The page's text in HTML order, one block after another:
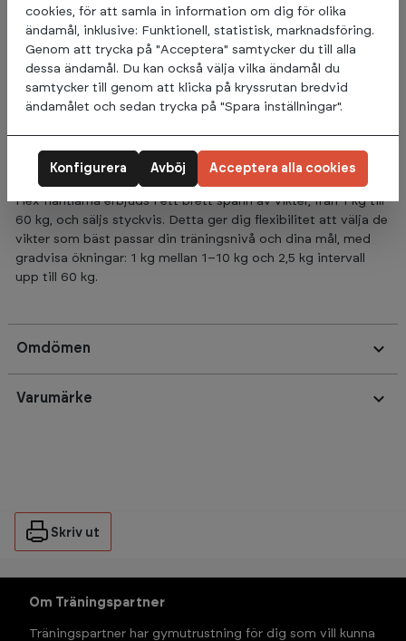
mot skador.
Stålgrepp:Ger ett stabilt och bekvämt grepp under
träningen.
Ergonomisk utformning:Greppdiameter på 33 mm och
greppets längd på 13 cm, vilket ger ett komfortabelt och
stabilt grepp under träningen.
standarder.
Tillgängliga viktklasser:
Hex-hantlarna erbjuds i ett brett spann av vikter, från 1 kg till
60 kg, och säljs styckvis. Detta ger dig flexibilitet att välja de
vikter som bäst passar din träningsnivå och dina mål, med
gradvisa ökningar: 1 kg mellan 1–10 kg och 2,5 kg intervall
upp till 60 kg.
Omdömen
Varumärke
Skriv ut
Om Träningspartner
Träningspartner har gymutrustning för dig som vill kunna
cookies, för att samla in information om dig för olika
ändamål, inklusive: Funktionell, statistisk, marknadsföring.
Genom att trycka på "Acceptera" samtycker du till alla
dessa ändamål. Du kan också välja vilka ändamål du
samtycker till genom att klicka på kryssrutan bredvid
ändamålet och sedan trycka på "Spara inställningar".
Avböj
Konfigurera Acceptera alla cookies